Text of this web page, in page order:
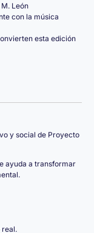
León
con la música
esta edición
y social de Proyecto
ayuda a transformar
real.